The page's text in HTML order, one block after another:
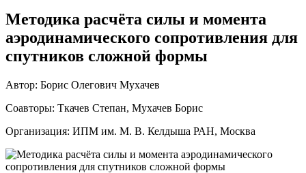
Методика расчёта силы и момента
аэродинамического сопротивления для
спутников сложной формы
Автор: Борис Олегович Мухачев
Соавторы: Ткачев Степан, Мухачев Борис
Организация: ИПМ им. М. В. Келдыша РАН, Москва